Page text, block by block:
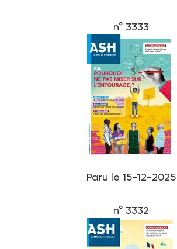
n° 3333
Paru le 15-12-2025
n° 3332